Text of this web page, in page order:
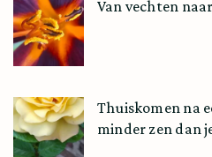
Van vechten
Thuiskomen na
minder zen dan